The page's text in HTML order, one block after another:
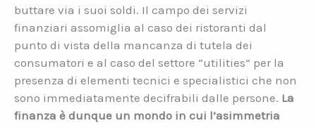
buttare via i suoi soldi. Il campo dei servizi
finanziari assomiglia al caso dei ristoranti dal
punto di vista della mancanza di tutela dei
consumatori e al caso del settore “utilities” per la
presenza di elementi tecnici e specialistici che non
sono immediatamente decifrabili dalle persone. La
finanza è dunque un mondo in cui l’asimmetria